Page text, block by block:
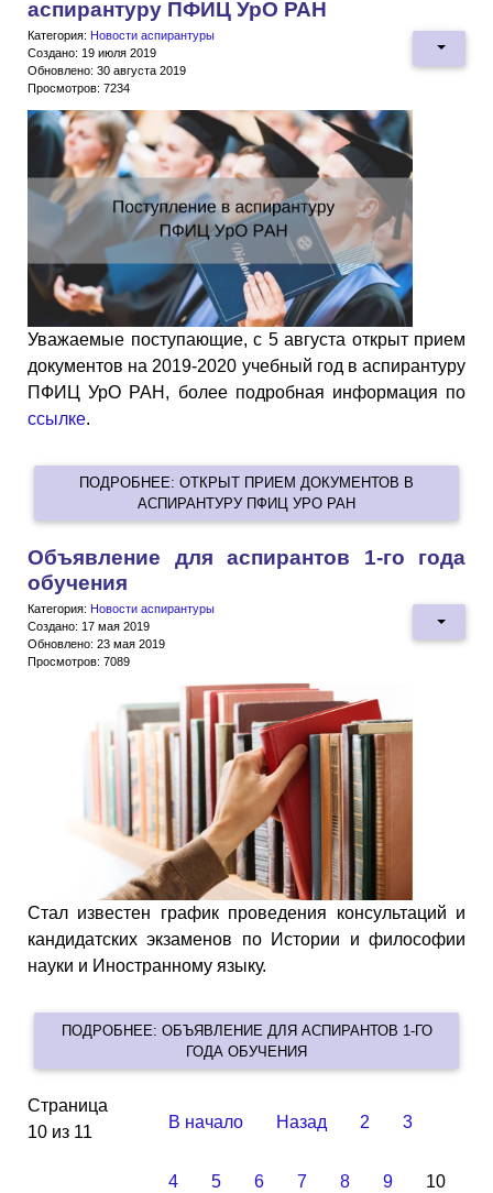
аспирантуру ПФИЦ УрО РАН
Категория: Новости аспирантуры
Создано: 19 июля 2019
Обновлено: 30 августа 2019
Просмотров: 7234
Уважаемые поступающие, c 5 августа открыт прием
документов на 2019-2020 учебный год в аспирантуру
ПФИЦ УрО РАН, более подробная информация по
ссылке.
ПОДРОБНЕЕ: ОТКРЫТ ПРИЕМ ДОКУМЕНТОВ В
АСПИРАНТУРУ ПФИЦ УРО РАН
Объявление для аспирантов 1-го года
обучения
Категория: Новости аспирантуры
Создано: 17 мая 2019
Обновлено: 23 мая 2019
Просмотров: 7089
Стал известен график проведения консультаций и
кандидатских экзаменов по Истории и философии
науки и Иностранному языку.
ПОДРОБНЕЕ: ОБЪЯВЛЕНИЕ ДЛЯ АСПИРАНТОВ 1-ГО
ГОДА ОБУЧЕНИЯ
Страница
10 из 11
В начало Назад 2 3
4 5 6 7 8 9 10